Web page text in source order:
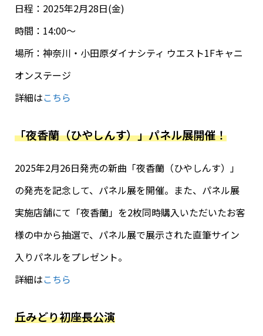
日程：2025年2月28日(金)
時間：14:00～
場所：神奈川・小田原ダイナシティ ウエスト1Fキャニ
オンステージ
詳細はこちら
「夜香蘭（ひやしんす）」パネル展開催！
2025年2月26日発売の新曲「夜香蘭（ひやしんす）」
の発売を記念して、パネル展を開催。また、パネル展
実施店舗にて「夜香蘭」を2枚同時購入いただいたお客
様の中から抽選で、パネル展で展示された直筆サイン
入りパネルをプレゼント。
詳細はこちら
丘みどり初座長公演